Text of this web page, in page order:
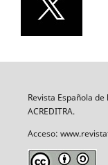
Revista Española
ACREDITRA.
Acceso: